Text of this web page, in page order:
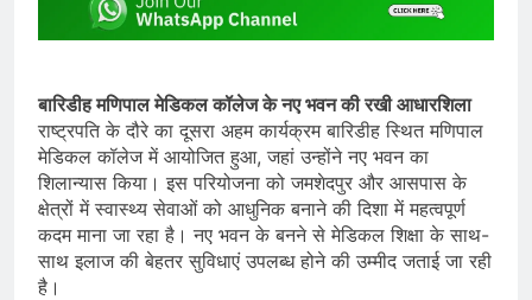
बारिडीह मणिपाल मेडिकल कॉलेज के नए भवन की रखी आधारशिला
राष्ट्रपति के दौरे का दूसरा अहम कार्यक्रम बारिडीह स्थित मणिपाल
मेडिकल कॉलेज में आयोजित हुआ, जहां उन्होंने नए भवन का
शिलान्यास किया। इस परियोजना को जमशेदपुर और आसपास के
क्षेत्रों में स्वास्थ्य सेवाओं को आधुनिक बनाने की दिशा में महत्वपूर्ण
कदम माना जा रहा है। नए भवन के बनने से मेडिकल शिक्षा के साथ-
साथ इलाज की बेहतर सुविधाएं उपलब्ध होने की उम्मीद जताई जा रही
है।